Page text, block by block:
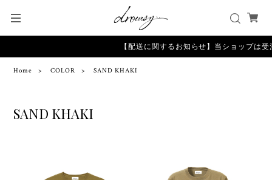
【配送に関するお知らせ】当ショップは
Home COLOR SAND KHAKI
SAND KHAKI